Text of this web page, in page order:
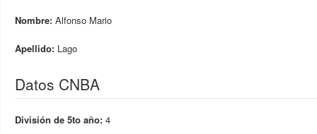
Nombre: Alfonso Mario
Apellido: Lago
Datos CNBA
División de 5to año: 4